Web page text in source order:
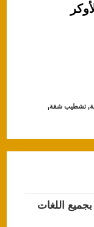
, تشطيب شقة,
11 الاصلية بجميع اللغات